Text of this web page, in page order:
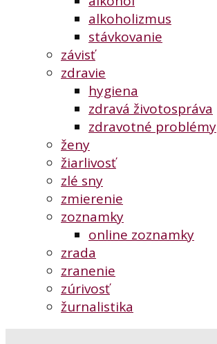
alkoholizmus
stávkovanie
závisť
zdravie
hygiena
zdravá životospráva
zdravotné problémy
ženy
žiarlivosť
zlé sny
zmierenie
zoznamky
online zoznamky
zrada
zranenie
zúrivosť
žurnalistika